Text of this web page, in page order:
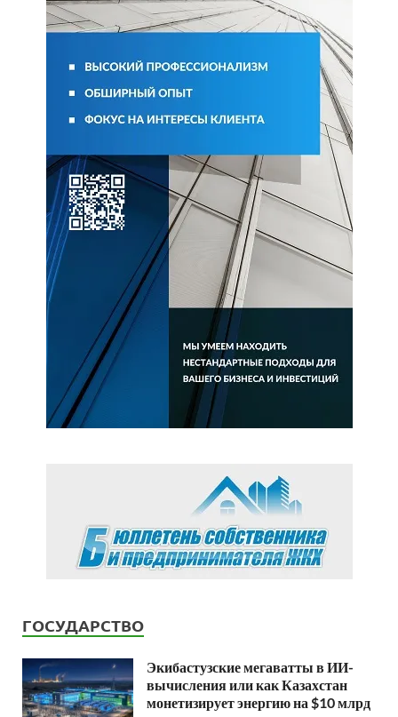
ГОСУДАРСТВО
Экибастузские мегаватты в ИИ-
вычисления или как Казахстан
монетизирует энергию на $10 млрд